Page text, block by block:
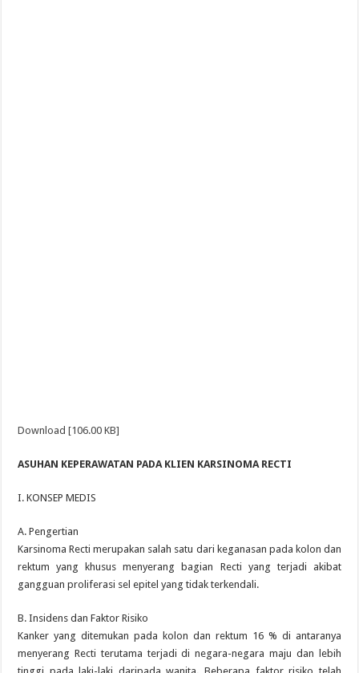
Download [106.00 KB]
ASUHAN KEPERAWATAN PADA KLIEN KARSINOMA RECTI
I. KONSEP MEDIS
A. Pengertian
Karsinoma Recti merupakan salah satu dari keganasan pada kolon dan
rektum yang khusus menyerang bagian Recti yang terjadi akibat
gangguan proliferasi sel epitel yang tidak terkendali.
B. Insidens dan Faktor Risiko
Kanker yang ditemukan pada kolon dan rektum 16 % di antaranya
menyerang Recti terutama terjadi di negara-negara maju dan lebih